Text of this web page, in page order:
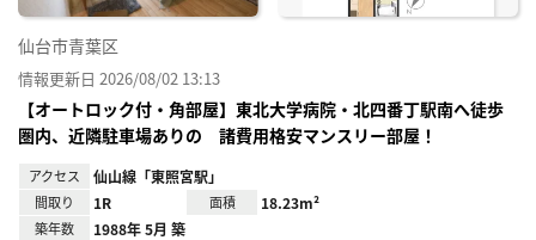
仙台市青葉区
情報更新日 2026/08/02 13:13
【オートロック付・角部屋】東北大学病院・北四番丁駅南へ徒歩
圏内、近隣駐車場ありの 諸費用格安マンスリー部屋！
アクセス 仙山線「東照宮駅」
間取り 1R 面積 18.23m²
築年数 1988年 5月 築